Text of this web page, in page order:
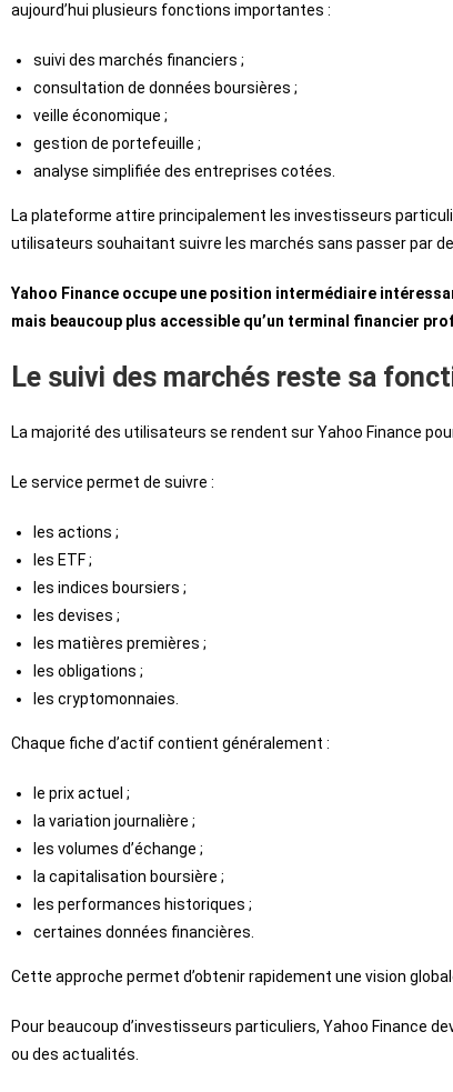
aujourd’hui plusieurs fonctions importantes :
suivi des marchés financiers ;
consultation de données boursières ;
veille économique ;
gestion de portefeuille ;
analyse simplifiée des entreprises cotées.
La plateforme attire principalement les investisseurs
utilisateurs souhaitant suivre les marchés sans passer par
Yahoo Finance occupe une position intermédiaire
mais beaucoup plus accessible qu’un terminal financier
Le suivi des marchés reste sa
La majorité des utilisateurs se rendent sur Yahoo Finance
Le service permet de suivre :
les actions ;
les ETF ;
les indices boursiers ;
les devises ;
les matières premières ;
les obligations ;
les cryptomonnaies.
Chaque fiche d’actif contient généralement :
le prix actuel ;
la variation journalière ;
les volumes d’échange ;
la capitalisation boursière ;
les performances historiques ;
certaines données financières.
Cette approche permet d’obtenir rapidement une vision
Pour beaucoup d’investisseurs particuliers, Yahoo Finance
ou des actualités.